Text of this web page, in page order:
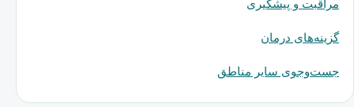
مراقبت و پیشگیری
گزینه‌های درمان
جست‌وجوی سایر مناطق